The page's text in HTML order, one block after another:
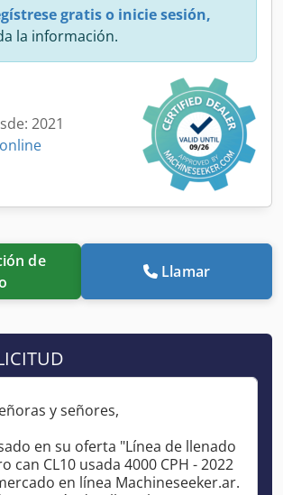
gratis o inicie sesión,
la información.
2021
Llamar